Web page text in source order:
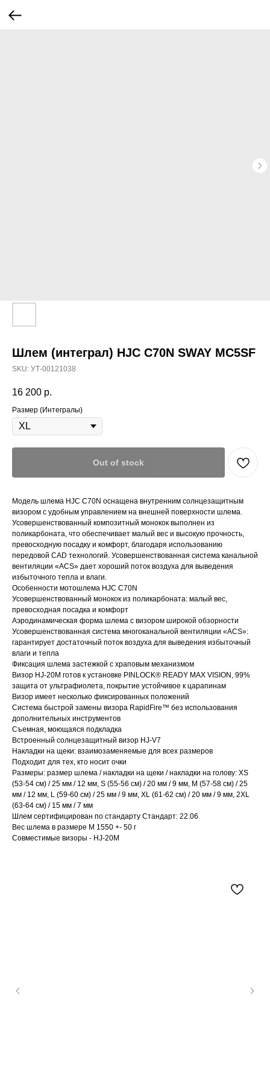
Шлем (интеграл) HJC C70N SWAY MC5SF
SKU: УТ-00121038
16 200 р.
Размер (Интегралы)
Out of stock
Модель шлема HJC C70N оснащена внутренним солнцезащитным
визором с удобным управлением на внешней поверхности шлема.
Усовершенствованный композитный монокок выполнен из
поликарбоната, что обеспечивает малый вес и высокую прочность,
превосходную посадку и комфорт, благодаря использованию
передовой CAD технологий. Усовершенствованная система канальной
вентиляции «ACS» дает хороший поток воздуха для выведения
избыточного тепла и влаги.
Особенности мотошлема HJC C70N
Усовершенствованный монокок из поликарбоната: малый вес,
превосходная посадка и комфорт
Аэродинамическая форма шлема с визором широкой обзорности
Усовершенствованная система многоканальной вентиляции «ACS»:
гарантирует достаточный поток воздуха для выведения избыточный
влаги и тепла
Фиксация шлема застежкой с храповым механизмом
Визор HJ-20M готов к установке PINLOCK® READY MAX VISION, 99%
защита от ультрафиолета, покрытие устойчивое к царапинам
Визор имеет несколько фиксированных положений
Система быстрой замены визора RapidFire™ без использования
дополнительных инструментов
Съемная, моющаяся подкладка
Встроенный солнцезащитный визор HJ-V7
Накладки на щеки: взаимозаменяемые для всех размеров
Подходит для тех, кто носит очки
Размеры: размер шлема / накладки на щеки / накладки на голову: XS
(53-54 см) / 25 мм / 12 мм, S (55-56 см) / 20 мм / 9 мм, M (57-58 см) / 25
мм / 12 мм, L (59-60 см) / 25 мм / 9 мм, XL (61-62 см) / 20 мм / 9 мм, 2XL
(63-64 см) / 15 мм / 7 мм
Шлем сертифицирован по стандарту Стандарт: 22.06
Вес шлема в размере M 1550 +- 50 г
Совместимые визоры - HJ-20M